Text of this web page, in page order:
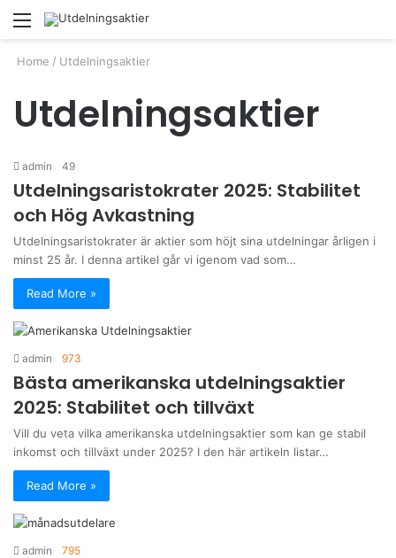
Menu
Home / Utdelningsaktier
Utdelningsaktier
admin 49
Utdelningsaristokrater 2025: Stabilitet
och Hög Avkastning
Utdelningsaristokrater är aktier som höjt sina utdelningar årligen i
minst 25 år. I denna artikel går vi igenom vad som…
Read More »
admin 973
Bästa amerikanska utdelningsaktier
2025: Stabilitet och tillväxt
Vill du veta vilka amerikanska utdelningsaktier som kan ge stabil
inkomst och tillväxt under 2025? I den här artikeln listar…
Read More »
admin 795